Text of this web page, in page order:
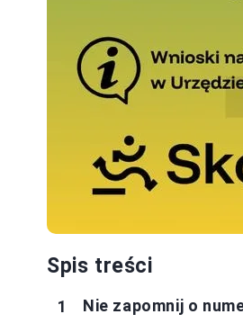
Spis treści
Nie zapomnij o